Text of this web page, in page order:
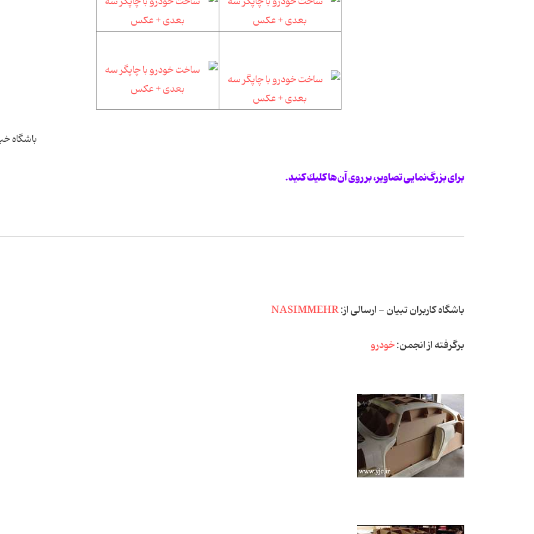
باشگاه
برای بزرگ‌نمایی تصاویر، بر روی آن‌ها كلیك كنید.
باشگاه کاربران تبیان - ارسالی از:NASIMMEHR
برگرفته از انجمن:خودرو